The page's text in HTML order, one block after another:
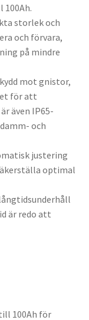
100Ah.
storlek och
och förvara,
på mindre
mot gnistor,
för att
även IP65-
och
justering
optimal
är redo att
100Ah för